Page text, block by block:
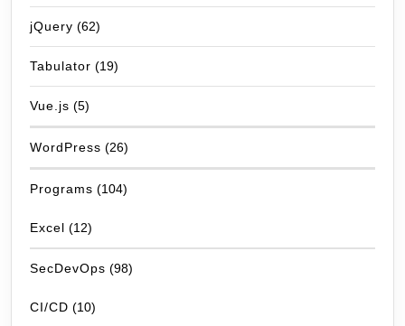
jQuery (62)
Tabulator (19)
Vue.js (5)
WordPress (26)
Programs (104)
Excel (12)
SecDevOps (98)
CI/CD (10)